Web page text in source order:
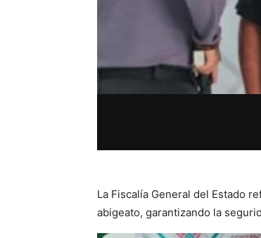
La Fiscalía General del Estado
abigeato, garantizando la